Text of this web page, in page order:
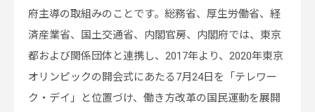
府主導の取組みのことです。総務省、厚生労働省、経
済産業省、国土交通省、内閣官房、内閣府では、東京
都および関係団体と連携し、2017年より、2020年東京
オリンピックの開会式にあたる7月24日を「テレワー
ク・デイ」と位置づけ、働き方改革の国民運動を展開